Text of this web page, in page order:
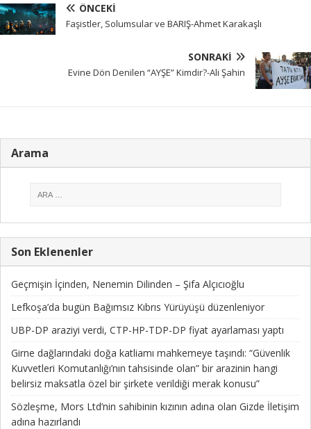
ÖNCEKI
Faşistler, Solumsular ve BARIŞ-Ahmet Karakaşlı
SONRAKI
Evine Dön Denilen “AYŞE” Kimdir?-Ali Şahin
Arama
Son Eklenenler
Geçmişin İçinden, Nenemin Dilinden – Şifa Alçıcıoğlu
Lefkoşa’da bugün Bağımsız Kıbrıs Yürüyüşü düzenleniyor
UBP-DP araziyi verdi, CTP-HP-TDP-DP fiyat ayarlaması yaptı
Girne dağlarındaki doğa katliamı mahkemeye taşındı: “Güvenlik
Kuvvetleri Komutanlığı’nın tahsisinde olan” bir arazinin hangi
belirsiz maksatla özel bir şirkete verildiği merak konusu”
Sözleşme, Mors Ltd’nin sahibinin kızının adına olan Gizde İletişim
adına hazırlandı